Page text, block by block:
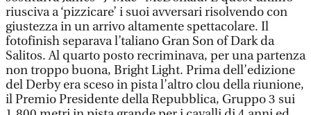
riusciva a ‘pizzicare’ i suoi avversari risolvendo con
giustezza in un arrivo altamente spettacolare. Il
fotofinish separava l’taliano Gran Son of Dark da
Salitos. Al quarto posto recriminava, per una partenza
non troppo buona, Bright Light. Prima dell’edizione
del Derby era sceso in pista l’altro clou della riunione,
il Premio Presidente della Repubblica, Gruppo 3 sui